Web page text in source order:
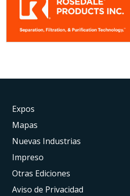
Expos
Mapas
Nuevas Industrias
Impreso
Otras Ediciones
Aviso de Privacidad